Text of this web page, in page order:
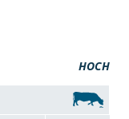
HOCH